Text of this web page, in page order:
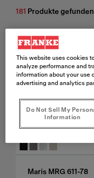
181 Produkte gefunden
Maris MRG 611-78
This website uses cookies
analyze performance and
information about your use
advertising and analytics
Do Not Sell My
Information